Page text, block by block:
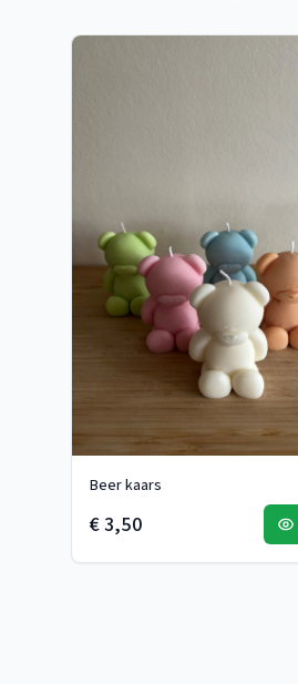
Beer kaars
€ 3,50